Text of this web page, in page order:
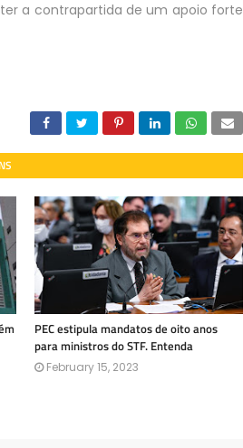
a contrapartida de um apoio forte
PEC estipula mandatos de oito anos
para ministros do STF. Entenda
February 15, 2023